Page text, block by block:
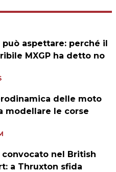
può aspettare: perché il
MXGP ha detto no
delle moto
modellare le corse
convocato nel British
a Thruxton sfida